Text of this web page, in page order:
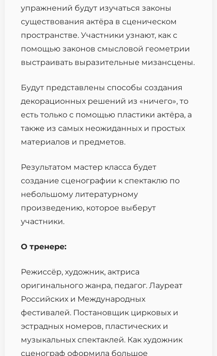
упражнений будут изучаться законы
существования актёра в сценическом
пространстве. Участники узнают, как с
помощью законов смысловой геометрии
выстраивать выразительные мизансцены.
Будут представлены способы создания
декорационных решений из «ничего», то
есть только с помощью пластики актёра, a
также из самых неожиданных и простых
материалов и предметов.
Результатом мастер класса будет
создание сценографии к спектаклю по
небольшому литературному
произведению, которое выберут
участники.
О тренере:
Режиссёр, художник, актриса
оригинального жанра, педагог. Лауреат
Российских и Международных
фестивалей. Постановщик цирковых и
эстрадных номеров, пластических и
музыкальных спектаклей. Как художник
сценограф оформила большое